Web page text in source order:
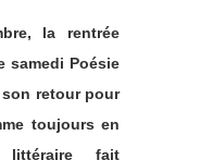
la rentrée
samedi Poésie
son retour pour
toujours en
littéraire fait